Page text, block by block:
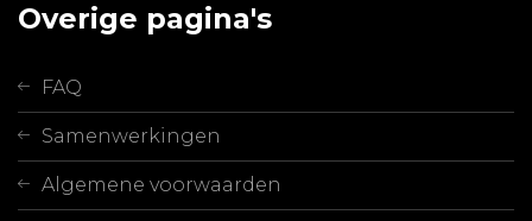
Overige pagina's
FAQ
Samenwerkingen
Algemene voorwaarden